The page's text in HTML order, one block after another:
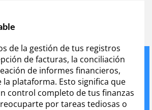
de la gestión de tus registros
de facturas, la conciliación
de informes financieros,
plataforma. Esto significa que
control completo de tus finanzas
por tareas tediosas o